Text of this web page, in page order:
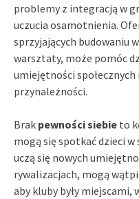
problemy z integracją w
uczucia osamotnienia.
sprzyjających budowaniu
warsztaty, może pomóc
umiejętności
przynależności.
Brak pewności siebie to
mogą się spotkać dzieci
uczą się nowych
rywalizacjach, mogą
aby kluby były